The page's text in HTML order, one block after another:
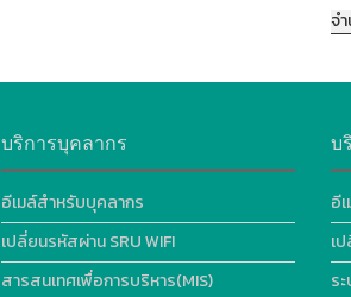
จ
บริการบุคลากร
อีเมล์สำหรับบุคลากร
เปลี่ยนรหัสผ่าน SRU WIFI
สารสนเทศเพื่อการบริหาร(MIS)
บ
อี
เ
ร